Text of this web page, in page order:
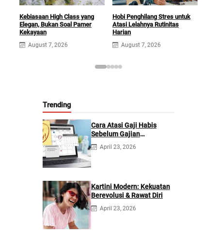
Kebiasaan High Class yang
Elegan, Bukan Soal Pamer
Kekayaan
August 7, 2026
Hobi Penghilang Stres untuk
Atasi Lelahnya Rutinitas
Harian
August 7, 2026
Trending
Cara Atasi Gaji Habis
Sebelum Gajian
Berikutnya
April 23, 2026
Kartini Modern: Kekuatan
Berevolusi & Rawat Diri
April 23, 2026